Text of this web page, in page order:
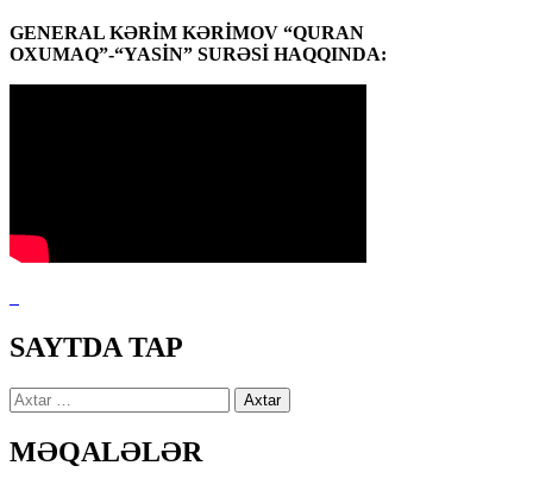
GENERAL KƏRİM KƏRİMOV “QURAN
OXUMAQ”-“YASİN” SURƏSİ HAQQINDA:
SAYTDA TAP
Axtarış:
MƏQALƏLƏR